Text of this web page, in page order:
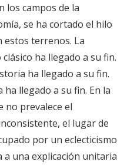
los campos de la
se ha cortado el hilo
estos terrenos. La
ha llegado a su fin.
ha llegado a su fin.
llegado a su fin. En la
no prevalece el
el lugar de
por un eclecticismo
a una explicación unitaria